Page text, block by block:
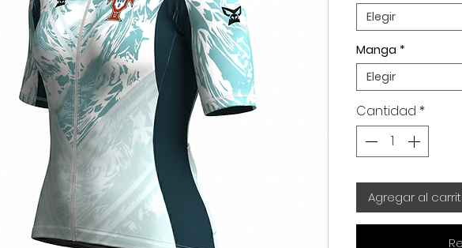
Elegir
Manga *
Elegir
Cantidad *
Agregar al